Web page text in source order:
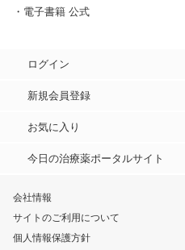
・電子書籍 公式
ログイン
新規会員登録
お気に入り
今日の治療薬ポータルサイト
会社情報
サイトのご利用について
個人情報保護方針